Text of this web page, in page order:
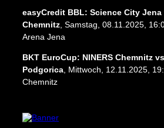
easyCredit BBL: Science City Jena
Chemnitz, Samstag, 08.11.2025,
Arena Jena
BKT EuroCup: NINERS Chemnitz
Podgorica, Mittwoch, 12.11.2025,
Chemnitz